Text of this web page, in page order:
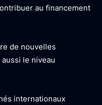
au financement
de nouvelles
le niveau
internationaux